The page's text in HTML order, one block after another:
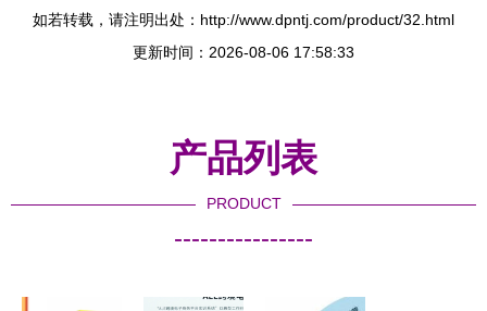
如若转载，请注明出处：http://www.dpntj.com/product/32.html
更新时间：2026-08-06 17:58:33
产品列表
PRODUCT
----------------